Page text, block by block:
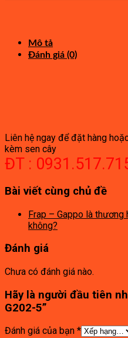
Mô tả
Đánh giá (0)
Liên hệ ngay để đặt hàng
kèm sen cây
ĐT :
Bài viết cùng chủ đề
Frap – Gappo là thương
không?
Đánh giá
Chưa có đánh giá nào.
Hãy là người đầu tiên
G202-5”
Đánh giá của bạn *